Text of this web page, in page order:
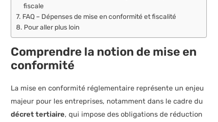
fiscale
FAQ – Dépenses de mise en conformité et fiscalité
Pour aller plus loin
Comprendre la notion de mise en
conformité
La mise en conformité réglementaire représente un enjeu
majeur pour les entreprises, notamment dans le cadre du
décret tertiaire, qui impose des obligations de réduction